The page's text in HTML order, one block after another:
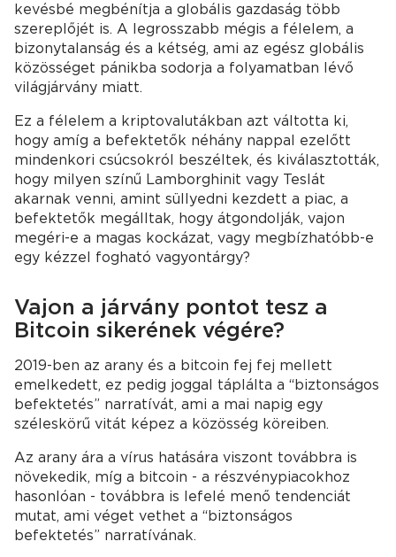
kevésbé megbénítja a globális gazdaság több
szereplőjét is. A legrosszabb mégis a félelem, a
bizonytalanság és a kétség, ami az egész globális
közösséget pánikba sodorja a folyamatban lévő
világjárvány miatt.
Ez a félelem a kriptovalutákban azt váltotta ki,
hogy amíg a befektetők néhány nappal ezelőtt
mindenkori csúcsokról beszéltek, és kiválasztották,
hogy milyen színű Lamborghinit vagy Teslát
akarnak venni, amint süllyedni kezdett a piac, a
befektetők megálltak, hogy átgondolják, vajon
megéri-e a magas kockázat, vagy megbízhatóbb-e
egy kézzel fogható vagyontárgy?
Vajon a járvány pontot tesz a
Bitcoin sikerének végére?
2019-ben az arany és a bitcoin fej fej mellett
emelkedett, ez pedig joggal táplálta a “biztonságos
befektetés” narratívát, ami a mai napig egy
széleskörű vitát képez a közösség köreiben.
Az arany ára a vírus hatására viszont továbbra is
növekedik, míg a bitcoin - a részvénypiacokhoz
hasonlóan - továbbra is lefelé menő tendenciát
mutat, ami véget vethet a “biztonságos
befektetés” narratívának.